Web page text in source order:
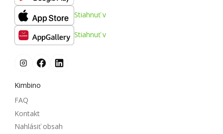
Stiahnuť v
Stiahnuť v
Kimbino
FAQ
Kontakt
Nahlásiť obsah